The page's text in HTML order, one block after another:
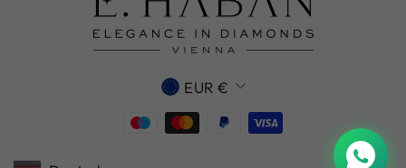
WÄHRUNG
EUR €